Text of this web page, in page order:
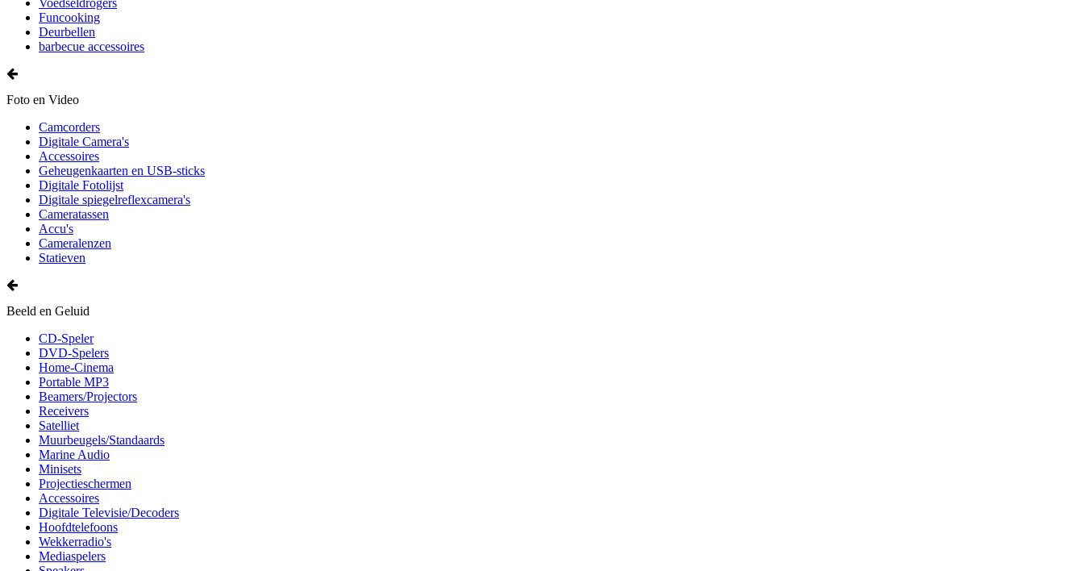
Voedseldrogers
Funcooking
Deurbellen
barbecue accessoires
Foto en Video
Camcorders
Digitale Camera's
Accessoires
Geheugenkaarten en USB-sticks
Digitale Fotolijst
Digitale spiegelreflexcamera's
Cameratassen
Accu's
Cameralenzen
Statieven
Beeld en Geluid
CD-Speler
DVD-Spelers
Home-Cinema
Portable MP3
Beamers/Projectors
Receivers
Satelliet
Muurbeugels/Standaards
Marine Audio
Minisets
Projectieschermen
Accessoires
Digitale Televisie/Decoders
Hoofdtelefoons
Wekkerradio's
Mediaspelers